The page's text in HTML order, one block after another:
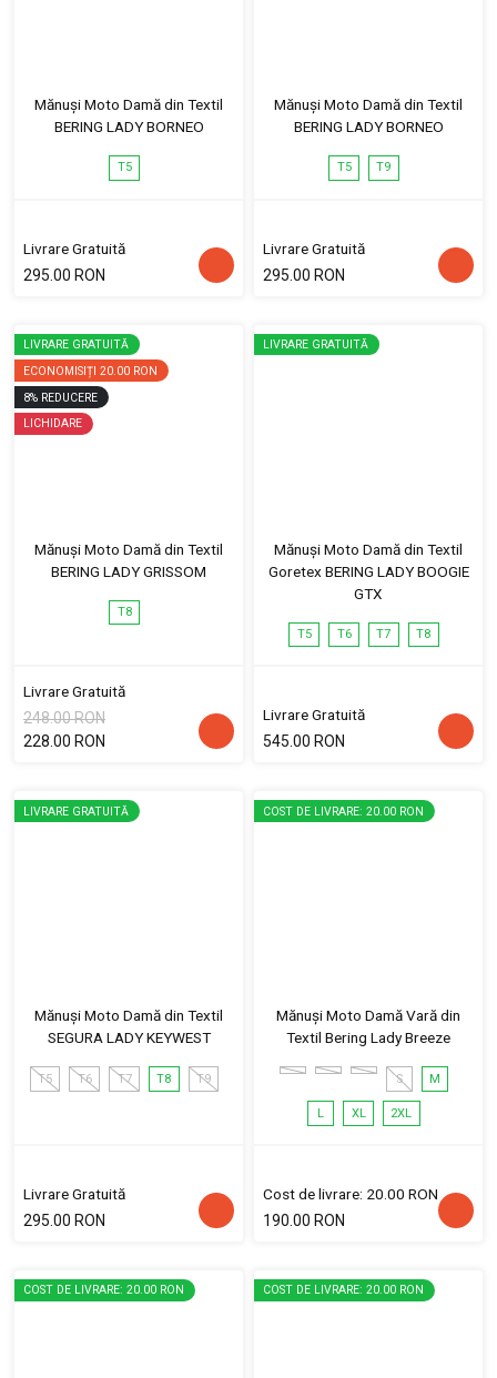
Mănuși Moto Damă din Textil
BERING LADY BORNEO
T5
Livrare Gratuită
295.00 RON
Mănuși Moto Damă din Textil
BERING LADY BORNEO
T5 T9
Livrare Gratuită
295.00 RON
LIVRARE GRATUITĂ
ECONOMISIȚI 20.00 RON
8% REDUCERE
LICHIDARE
Mănuși Moto Damă din Textil
BERING LADY GRISSOM
T8
Livrare Gratuită
248.00 RON
228.00 RON
LIVRARE GRATUITĂ
Mănuși Moto Damă din Textil
Goretex BERING LADY BOOGIE
GTX
T5 T6 T7 T8
Livrare Gratuită
545.00 RON
LIVRARE GRATUITĂ
Mănuși Moto Damă din Textil
SEGURA LADY KEYWEST
T5 T6 T7 T8 T9
Livrare Gratuită
295.00 RON
COST DE LIVRARE: 20.00 RON
Mănuși Moto Damă Vară din
Textil Bering Lady Breeze
S M
L XL 2XL
Cost de livrare: 20.00 RON
190.00 RON
COST DE LIVRARE: 20.00 RON COST DE LIVRARE: 20.00 RON